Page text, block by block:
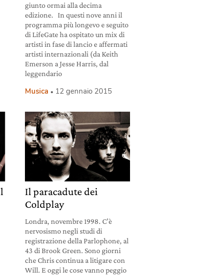
giunto ormai alla decima
edizione. In questi nove anni il
programma più longevo e seguito
di LifeGate ha ospitato un mix di
artisti in fase di lancio e affermati
artisti internazionali (da Keith
Emerson a Jesse Harris, dal
leggendario
Musica 12 gennaio 2015
Il paracadute dei
Coldplay
Londra, novembre 1998. C’è
nervosismo negli studi di
registrazione della Parlophone, al
43 di Brook Green. Sono giorni
che Chris continua a litigare con
Will. E oggi le cose vanno peggio